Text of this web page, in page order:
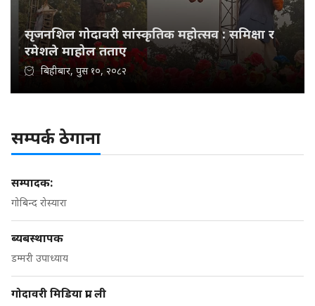
सृजनशिल गोदावरी सांस्कृतिक महोत्सव : समिक्षा र
रमेशले माहोल तताए
बिहीबार, पुस १०, २०८२
सम्पर्क ठेगाना
सम्पादक:
गोबिन्द रोस्यारा
ब्यबस्थापक
डम्मरी उपाध्याय
गोदावरी मिडिया प्रा. ली